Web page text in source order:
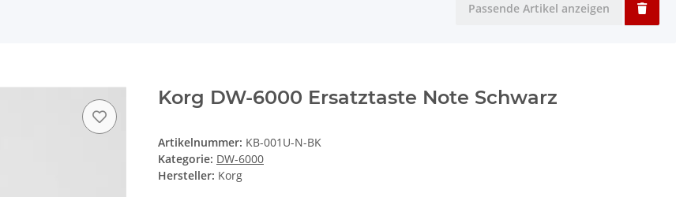
Passende Artikel anzeigen
Korg DW-6000 Ersatztaste Note Schwarz
Artikelnummer: KB-001U-N-BK
Kategorie: DW-6000
Hersteller: Korg